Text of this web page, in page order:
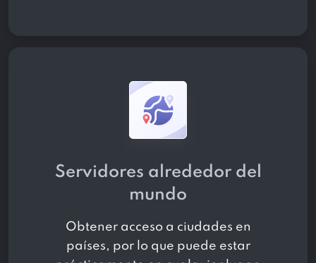
Servidores alrededor del
mundo
Obtener acceso a ciudades en
países, por lo que puede estar